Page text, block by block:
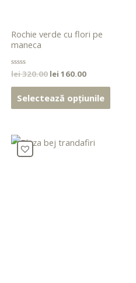
Rochie verde cu flori pe
maneca
Evaluat
la
0
lei320.00 lei 160.00
Selectează opțiunile